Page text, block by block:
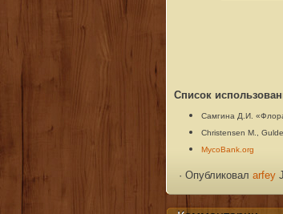
Список
Самгина Д.И.
Christensen M.,
MycoBank.org
· Опубликовалarfey